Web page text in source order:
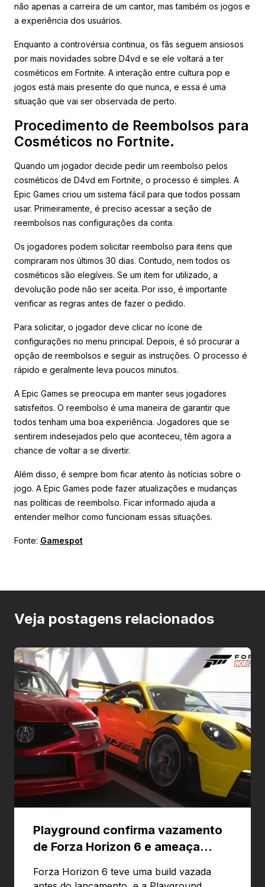
não apenas a carreira de um cantor, mas também os jogos e
a experiência dos usuários.
Enquanto a controvérsia continua, os fãs seguem ansiosos
por mais novidades sobre D4vd e se ele voltará a ter
cosméticos em Fortnite. A interação entre cultura pop e
jogos está mais presente do que nunca, e essa é uma
situação que vai ser observada de perto.
Procedimento de Reembolsos para
Cosméticos no Fortnite.
Quando um jogador decide pedir um reembolso pelos
cosméticos de D4vd em Fortnite, o processo é simples. A
Epic Games criou um sistema fácil para que todos possam
usar. Primeiramente, é preciso acessar a seção de
reembolsos nas configurações da conta.
Os jogadores podem solicitar reembolso para itens que
compraram nos últimos 30 dias. Contudo, nem todos os
cosméticos são elegíveis. Se um item for utilizado, a
devolução pode não ser aceita. Por isso, é importante
verificar as regras antes de fazer o pedido.
Para solicitar, o jogador deve clicar no ícone de
configurações no menu principal. Depois, é só procurar a
opção de reembolsos e seguir as instruções. O processo é
rápido e geralmente leva poucos minutos.
A Epic Games se preocupa em manter seus jogadores
satisfeitos. O reembolso é uma maneira de garantir que
todos tenham uma boa experiência. Jogadores que se
sentirem indesejados pelo que aconteceu, têm agora a
chance de voltar a se divertir.
Além disso, é sempre bom ficar atento às notícias sobre o
jogo. A Epic Games pode fazer atualizações e mudanças
nas políticas de reembolso. Ficar informado ajuda a
entender melhor como funcionam essas situações.
Fonte: Gamespot
Veja postagens relacionados
Playground confirma vazamento
de Forza Horizon 6 e ameaça
Forza Horizon 6 teve uma build vazada